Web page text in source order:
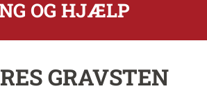
OG HJÆLP
GRAVSTEN